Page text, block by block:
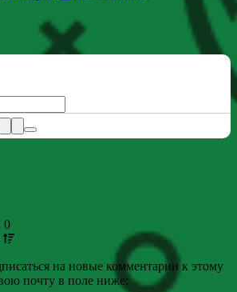
0
на новые комментарии к этому
почту в поле ниже: